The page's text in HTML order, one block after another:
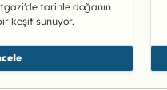
tarihle doğanın
keşif sunuyor.